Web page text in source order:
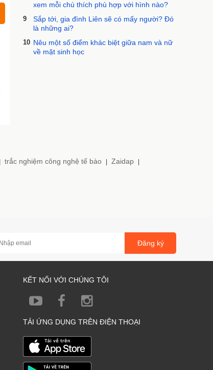
xem mỗi chú thích phù hợp với hình nào?
9
Sắp tới, gia đình Liên sẽ có mấy người? Đó
là những ai?
10 Nêu một số điểm khác biệt giữa nam và nữ
về mặt sinh học
trắc nghiệm công nghệ tế bào Zaidap
Đăng ký
KẾT NỐI VỚI CHÚNG TÔI
TẢI ỨNG DỤNG TRÊN ĐIỆN THOẠI